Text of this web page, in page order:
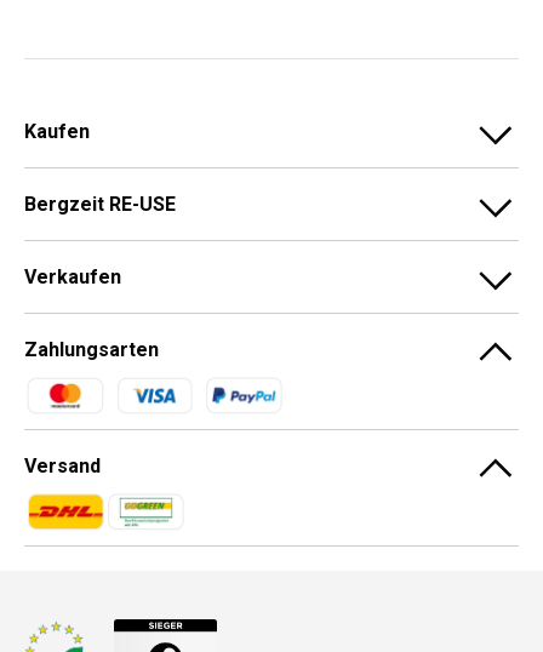
Kaufen
Bergzeit RE-USE
Verkaufen
Zahlungsarten
Zahlungsmethoden
Versand
Zahlungsmethoden
Zahlungsmethoden